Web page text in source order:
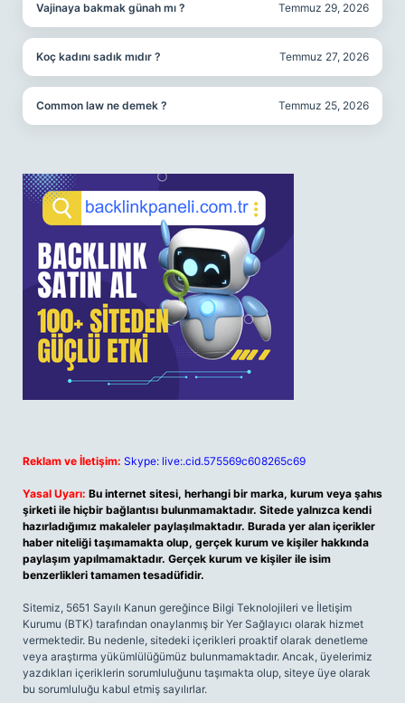
Vajinaya bakmak günah mı ? Temmuz 29, 2026
Koç kadını sadık mıdır ? Temmuz 27, 2026
Common law ne demek ? Temmuz 25, 2026
Reklam ve İletişim: Skype: live:.cid.575569c608265c69
Yasal Uyarı: Bu internet sitesi, herhangi bir marka, kurum veya şahıs
şirketi ile hiçbir bağlantısı bulunmamaktadır. Sitede yalnızca kendi
hazırladığımız makaleler paylaşılmaktadır. Burada yer alan içerikler
haber niteliği taşımamakta olup, gerçek kurum ve kişiler hakkında
paylaşım yapılmamaktadır. Gerçek kurum ve kişiler ile isim
benzerlikleri tamamen tesadüfidir.
Sitemiz, 5651 Sayılı Kanun gereğince Bilgi Teknolojileri ve İletişim
Kurumu (BTK) tarafından onaylanmış bir Yer Sağlayıcı olarak hizmet
vermektedir. Bu nedenle, sitedeki içerikleri proaktif olarak denetleme
veya araştırma yükümlülüğümüz bulunmamaktadır. Ancak, üyelerimiz
yazdıkları içeriklerin sorumluluğunu taşımakta olup, siteye üye olarak
bu sorumluluğu kabul etmiş sayılırlar.